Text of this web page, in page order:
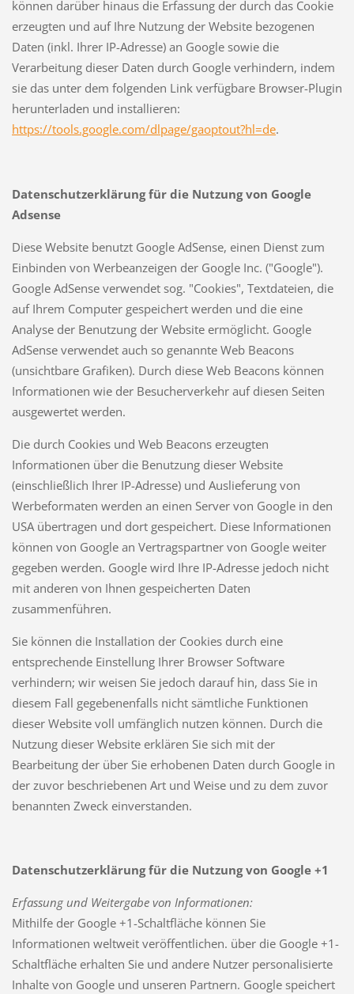
können darüber hinaus die Erfassung der durch das Cookie
erzeugten und auf Ihre Nutzung der Website bezogenen
Daten (inkl. Ihrer IP-Adresse) an Google sowie die
Verarbeitung dieser Daten durch Google verhindern, indem
sie das unter dem folgenden Link verfügbare Browser-Plugin
herunterladen und installieren:
https://tools.google.com/dlpage/gaoptout?hl=de.
Datenschutzerklärung für die Nutzung von Google
Adsense
Diese Website benutzt Google AdSense, einen Dienst zum
Einbinden von Werbeanzeigen der Google Inc. ("Google").
Google AdSense verwendet sog. "Cookies", Textdateien, die
auf Ihrem Computer gespeichert werden und die eine
Analyse der Benutzung der Website ermöglicht. Google
AdSense verwendet auch so genannte Web Beacons
(unsichtbare Grafiken). Durch diese Web Beacons können
Informationen wie der Besucherverkehr auf diesen Seiten
ausgewertet werden.
Die durch Cookies und Web Beacons erzeugten
Informationen über die Benutzung dieser Website
(einschließlich Ihrer IP-Adresse) und Auslieferung von
Werbeformaten werden an einen Server von Google in den
USA übertragen und dort gespeichert. Diese Informationen
können von Google an Vertragspartner von Google weiter
gegeben werden. Google wird Ihre IP-Adresse jedoch nicht
mit anderen von Ihnen gespeicherten Daten
zusammenführen.
Sie können die Installation der Cookies durch eine
entsprechende Einstellung Ihrer Browser Software
verhindern; wir weisen Sie jedoch darauf hin, dass Sie in
diesem Fall gegebenenfalls nicht sämtliche Funktionen
dieser Website voll umfänglich nutzen können. Durch die
Nutzung dieser Website erklären Sie sich mit der
Bearbeitung der über Sie erhobenen Daten durch Google in
der zuvor beschriebenen Art und Weise und zu dem zuvor
benannten Zweck einverstanden.
Datenschutzerklärung für die Nutzung von Google +1
Erfassung und Weitergabe von Informationen:
Mithilfe der Google +1-Schaltfläche können Sie
Informationen weltweit veröffentlichen. über die Google +1-
Schaltfläche erhalten Sie und andere Nutzer personalisierte
Inhalte von Google und unseren Partnern. Google speichert